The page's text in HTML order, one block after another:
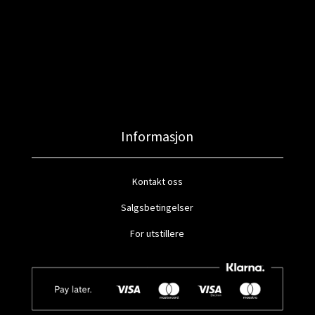
Informasjon
Kontakt oss
Salgsbetingelser
For utstillere